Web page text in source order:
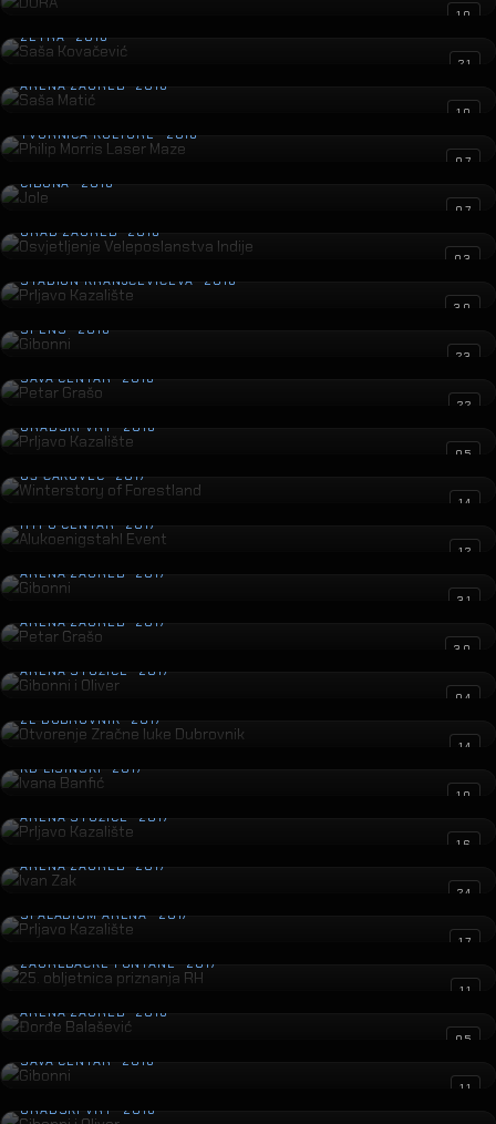
10
Saša Kovačević
ZETRA · 2018
21
Saša Matić
ARENA ZAGREB · 2018
10
Philip Morris Laser Maze
TVORNICA KULTURE · 2018
07
Jole
CIBONA · 2018
07
Osvjetljenje Veleposlanstva Indije
GRAD ZAGREB · 2018
03
Prljavo Kazalište
STADION KRANJČEVIĆEVA · 2018
30
Gibonni
SPENS · 2018
23
Petar Grašo
SAVA CENTAR · 2018
22
Prljavo Kazalište
GRADSKI VRT · 2018
05
Winterstory of Forestland
GŠ ČAKOVEC · 2017
14
Alukoenigstahl Event
HYPO CENTAR · 2017
12
Gibonni
ARENA ZAGREB · 2017
31
Petar Grašo
ARENA ZAGREB · 2017
30
Gibonni i Oliver
ARENA STOŽICE · 2017
04
Otvorenje Zračne luke Dubrovnik
ZL DUBROVNIK · 2017
14
Ivana Banfić
KD LISINSKI · 2017
10
Prljavo Kazalište
ARENA STOŽICE · 2017
16
Ivan Zak
ARENA ZAGREB · 2017
24
Prljavo Kazalište
SPALADIUM ARENA · 2017
17
25. obljetnica priznanja RH
ZAGREBAČKE FONTANE · 2017
11
Đorđe Balašević
ARENA ZAGREB · 2016
05
Gibonni
SAVA CENTAR · 2016
11
Gibonni i Oliver
GRADSKI VRT · 2016